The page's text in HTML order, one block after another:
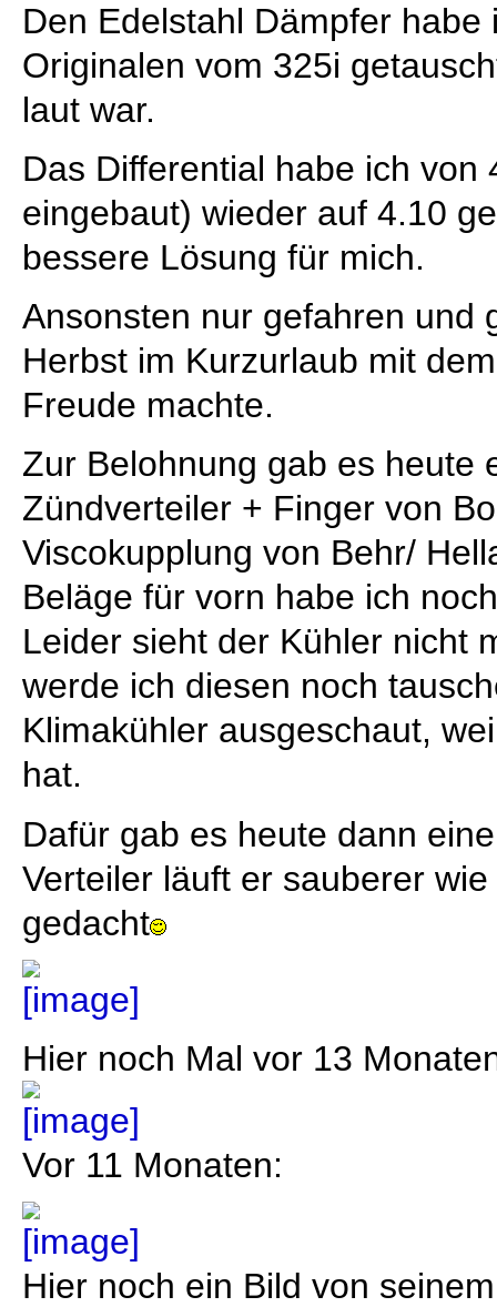
Den Edelstahl Dämpfer habe
Originalen vom 325i
laut war.
Das Differential habe ich von
eingebaut) wieder auf 4.10
bessere Lösung für mich.
Ansonsten nur gefahren und
Herbst im Kurzurlaub mit
Freude machte.
Zur Belohnung gab es heute
Zündverteiler + Finger von
Viscokupplung von Behr/
Beläge für vorn habe ich
Leider sieht der Kühler nicht
werde ich diesen noch
Klimakühler ausgeschaut,
hat.
Dafür gab es heute dann
Verteiler läuft er sauberer
gedacht
Hier noch Mal vor 13
Vor 11 Monaten:
Hier noch ein Bild von